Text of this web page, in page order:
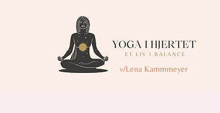
v/Lena Kammmeyer